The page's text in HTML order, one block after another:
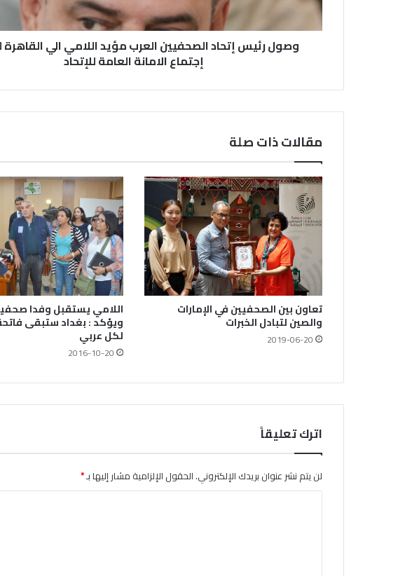
وصول رئيس إتحاد الصحفيين العرب مؤيد اللامي الي القاهرة
إجتماع الامانة العامة للإتحاد
مقالات ذات صلة
تعاون بين الصحفيين في الإمارات
والصين لتبادل الخبرات
2019-06-20
اللامي يستقبل وفدا
ويؤكد : بغداد ستبقى
لكل عربي
2016-10-20
اترك تعليقاً
لن يتم نشر عنوان بريدك الإلكتروني.الحقول الإلزامية مشار إليها بـ*